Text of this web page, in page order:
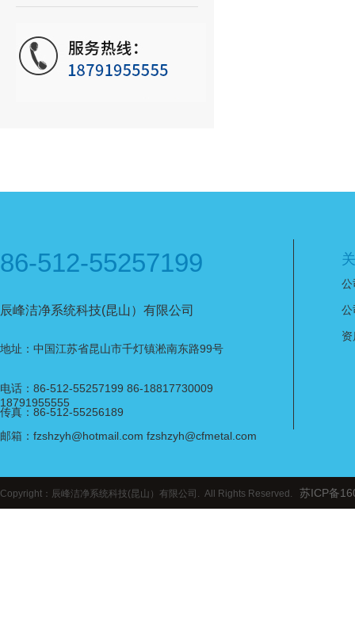
86-512-55257199
辰峰洁净系统科技(昆山）有限公司
地址：中国江苏省昆山市千灯镇淞南东路99号
电话：86-512-55257199 86-18817730009
18791955555
传真：86-512-55256189
邮箱：fzshzyh@hotmail.com fzshzyh@cfmetal.com
公
公
Copyright：辰峰洁净系统科技(昆山）有限公司. All Rights Reserved. 苏ICP备